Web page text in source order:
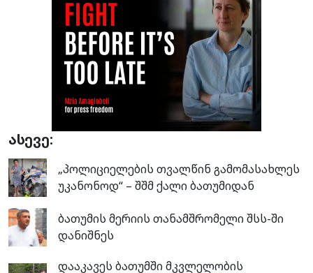
ასევე:
„პოლიციელების თვალწინ გამომასახლეს
უკანონოდ“ – შშმ ქალი ბათუმიდან
ბათუმის მერიის თანამშრომელი შსს-ში
დანიშნეს
დააკავეს ბათუმში მკვლელობის